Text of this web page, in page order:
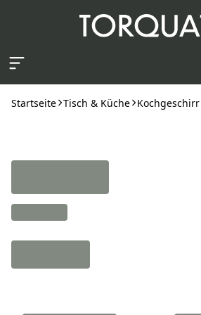
Startseite Tisch & Küche Kochgeschirr